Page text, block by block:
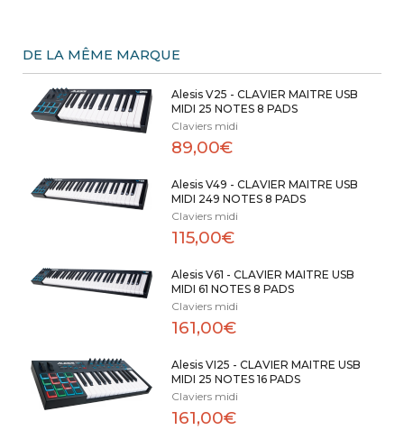
DE LA MÊME MARQUE
Alesis V25 - CLAVIER MAITRE USB
MIDI 25 NOTES 8 PADS
Claviers midi
89,00€
Alesis V49 - CLAVIER MAITRE USB
MIDI 249 NOTES 8 PADS
Claviers midi
115,00€
Alesis V61 - CLAVIER MAITRE USB
MIDI 61 NOTES 8 PADS
Claviers midi
161,00€
Alesis VI25 - CLAVIER MAITRE USB
MIDI 25 NOTES 16 PADS
Claviers midi
161,00€